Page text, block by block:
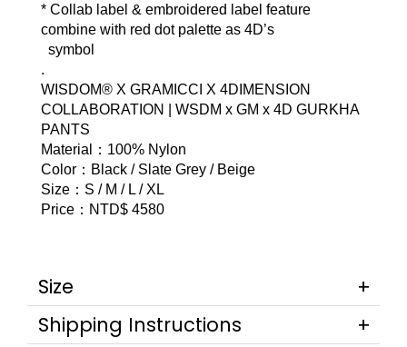
* Collab label & embroidered label feature
combine with red dot palette as 4D’s
symbol
.
WISDOM® X GRAMICCI X 4DIMENSION
COLLABORATION | WSDM x GM x 4D GURKHA
PANTS
Material：100% Nylon
Color：Black / Slate Grey / Beige
Size：S / M / L / XL
Price：NTD$ 4580
Size
Shipping Instructions